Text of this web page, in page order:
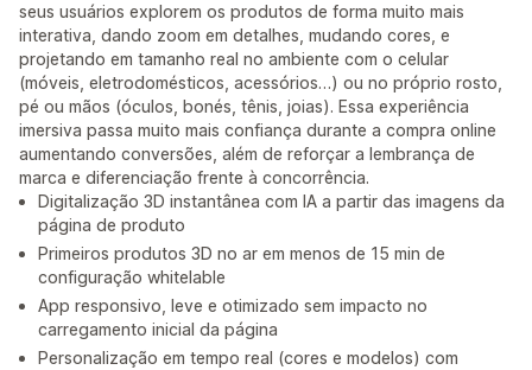
seus usuários explorem os produtos de forma muito mais
interativa, dando zoom em detalhes, mudando cores, e
projetando em tamanho real no ambiente com o celular
(móveis, eletrodomésticos, acessórios…) ou no próprio rosto,
pé ou mãos (óculos, bonés, tênis, joias). Essa experiência
imersiva passa muito mais confiança durante a compra online
aumentando conversões, além de reforçar a lembrança de
marca e diferenciação frente à concorrência.
Digitalização 3D instantânea com IA a partir das imagens da
página de produto
Primeiros produtos 3D no ar em menos de 15 min de
configuração whitelable
App responsivo, leve e otimizado sem impacto no
carregamento inicial da página
Personalização em tempo real (cores e modelos) com